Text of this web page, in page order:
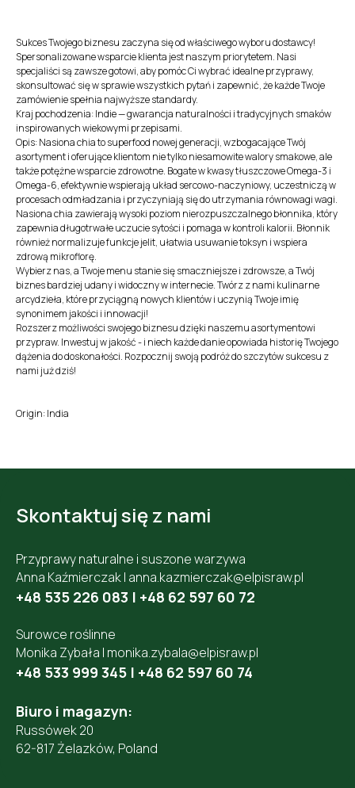
Sukces Twojego biznesu zaczyna się od właściwego wyboru dostawcy!
Spersonalizowane wsparcie klienta jest naszym priorytetem. Nasi
specjaliści są zawsze gotowi, aby pomóc Ci wybrać idealne przyprawy,
skonsultować się w sprawie wszystkich pytań i zapewnić, że każde Twoje
zamówienie spełnia najwyższe standardy.
Kraj pochodzenia: Indie — gwarancja naturalności i tradycyjnych smaków
inspirowanych wiekowymi przepisami.
Opis: Nasiona chia to superfood nowej generacji, wzbogacające Twój
asortyment i oferujące klientom nie tylko niesamowite walory smakowe, ale
także potężne wsparcie zdrowotne. Bogate w kwasy tłuszczowe Omega-3 i
Omega-6, efektywnie wspierają układ sercowo-naczyniowy, uczestniczą w
procesach odmładzania i przyczyniają się do utrzymania równowagi wagi.
Nasiona chia zawierają wysoki poziom nierozpuszczalnego błonnika, który
zapewnia długotrwałe uczucie sytości i pomaga w kontroli kalorii. Błonnik
również normalizuje funkcje jelit, ułatwia usuwanie toksyn i wspiera
zdrową mikroflorę.
Wybierz nas, a Twoje menu stanie się smaczniejsze i zdrowsze, a Twój
biznes bardziej udany i widoczny w internecie. Twórz z nami kulinarne
arcydzieła, które przyciągną nowych klientów i uczynią Twoje imię
synonimem jakości i innowacji!
Rozszerz możliwości swojego biznesu dzięki naszemu asortymentowi
przypraw. Inwestuj w jakość - i niech każde danie opowiada historię Twojego
dążenia do doskonałości. Rozpocznij swoją podróż do szczytów sukcesu z
nami już dziś!
Origin: India
Skontaktuj się z nami
Przyprawy naturalne i suszone warzywa
Anna Kaźmierczak | anna.kazmierczak@elpisraw.pl
+48 535 226 083 | +48 62 597 60 72
Surowce roślinne
Monika Zybała | monika.zybala@elpisraw.pl
+48 533 999 345 | +48 62 597 60 74
Biuro i magazyn:
Russówek 20
62-817 Żelazków, Poland